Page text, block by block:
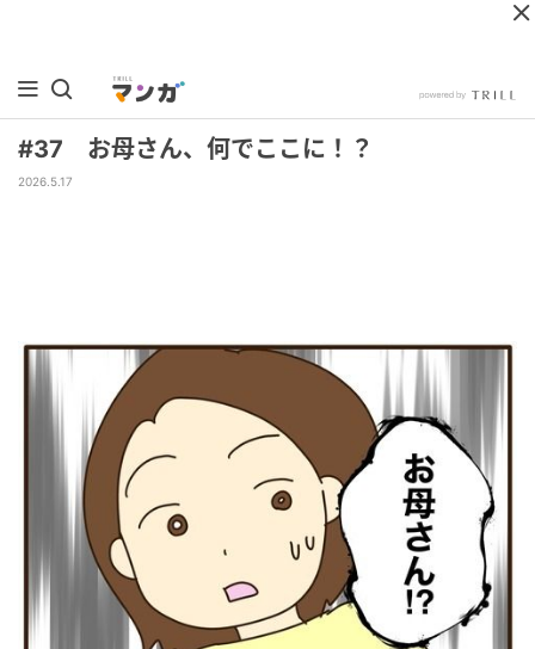
#37 お母さん、何でここに！？
2026.5.17